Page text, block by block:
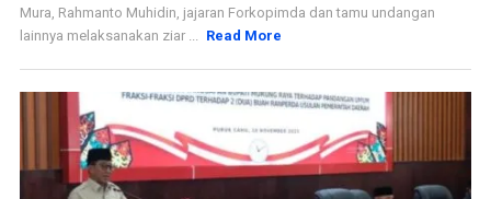
Mura, Rahmanto Muhidin, jajaran Forkopimda dan tamu undangan
lainnya melaksanakan ziar ... Read More